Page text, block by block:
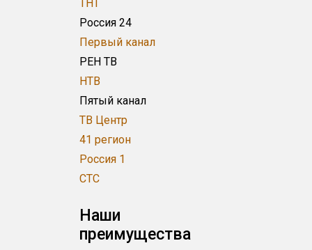
ТНТ
Россия 24
Первый канал
РЕН ТВ
НТВ
Пятый канал
ТВ Центр
41 регион
Россия 1
СТС
Наши
преимущества